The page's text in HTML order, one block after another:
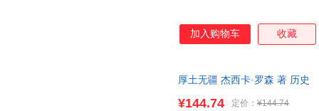
加入购物车 收藏
厚土无疆 杰西卡·罗森 著 历史
¥144.74 定价： ¥144.74